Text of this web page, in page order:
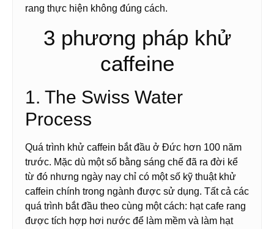
rang thực hiện không đúng cách.
3 phương pháp khử
caffeine
1. The Swiss Water
Process
Quá trình khử caffein bắt đầu ở Đức hơn 100 năm
trước. Mặc dù một số bằng sáng chế đã ra đời kể
từ đó nhưng ngày nay chỉ có một số kỹ thuật khử
caffein chính trong ngành được sử dụng. Tất cả các
quá trình bắt đầu theo cùng một cách: hạt cafe rang
được tích hợp hơi nước để làm mềm và làm hạt